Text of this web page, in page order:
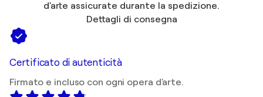
d'arte assicurate durante la spedizione.
Dettagli di consegna
Certificato di autenticità
Firmato e incluso con ogni opera d'arte.